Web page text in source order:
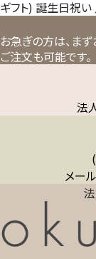
ギフト) 誕生日祝い
お急ぎの方は、ま
ご注文も可能です。
法
メー